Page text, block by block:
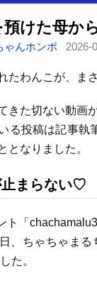
ゃんホンポ 2026-
たわんこが、ま
きた切ない動画
る投稿は記事執
となりました。
止まらない♡
ト「
、ちゃちゃま
た。